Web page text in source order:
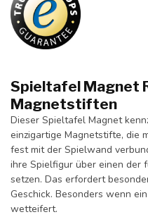
Spieltafel Magnet
Magnetstiften
Dieser Spieltafel Magnet
einzigartige Magnetstifte, die
fest mit der Spielwand
ihre Spielfigur über einen der
setzen. Das erfordert
Geschick. Besonders wenn
wetteifert.